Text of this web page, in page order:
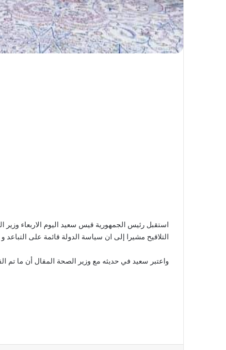
استقبل رئيس الجمهورية قيس سعيد اليوم الاربعاء
التلاقيح مشيرا إلى ان سياسة الدولة قائمة على
واعتبر سعيد في حديثه مع وزير الصحة المقال أن ما تم